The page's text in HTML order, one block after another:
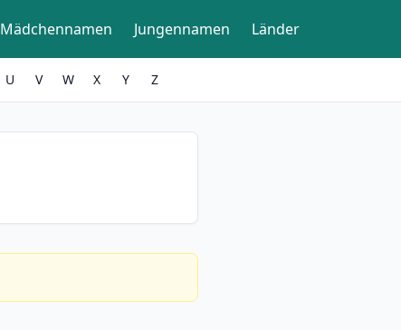
Mädchennamen Jungennamen Länder
U V W X Y Z